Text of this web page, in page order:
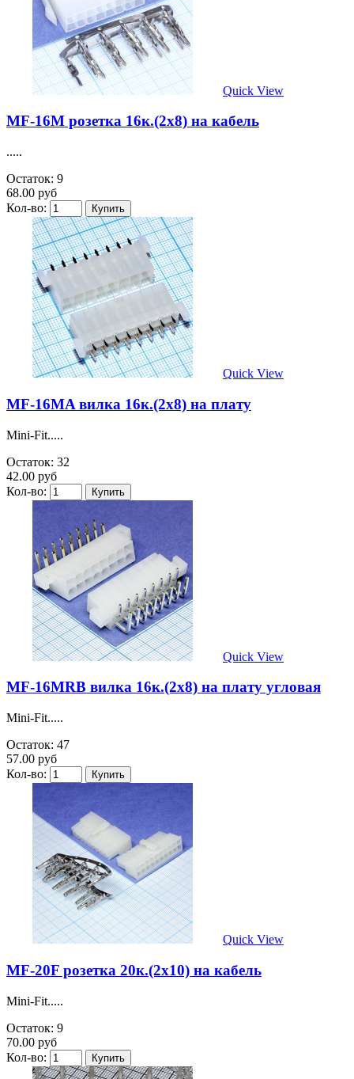
Quick View
MF-16M розетка 16к.(2х8) на кабель
.....
Остаток: 9
68.00 руб
Кол-во:
Quick View
MF-16MA вилка 16к.(2х8) на плату
Mini-Fit.....
Остаток: 32
42.00 руб
Кол-во:
Quick View
MF-16MRB вилка 16к.(2х8) на плату угловая
Mini-Fit.....
Остаток: 47
57.00 руб
Кол-во:
Quick View
MF-20F розетка 20к.(2х10) на кабель
Mini-Fit.....
Остаток: 9
70.00 руб
Кол-во: